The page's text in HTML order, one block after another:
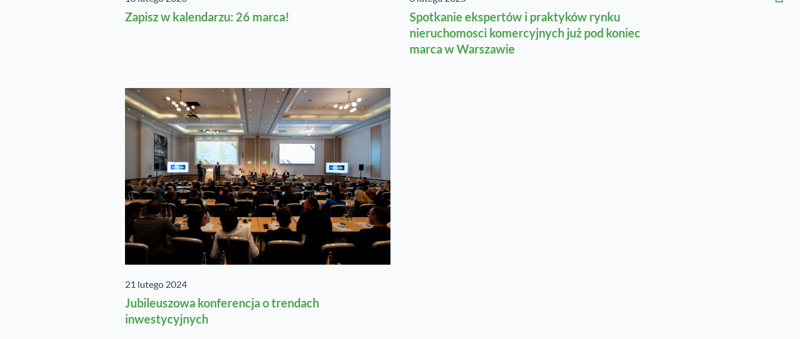
Zapisz w kalendarzu: 26 marca!
Spotkanie ekspertów i praktyków rynku
nieruchomosci komercyjnych już pod koniec
marca w Warszawie
21 lutego 2024
Jubileuszowa konferencja o trendach
inwestycyjnych